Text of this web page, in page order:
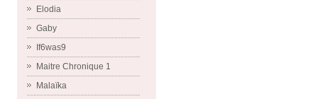
Elodia
Gaby
If6was9
Maitre Chronique 1
Malaïka